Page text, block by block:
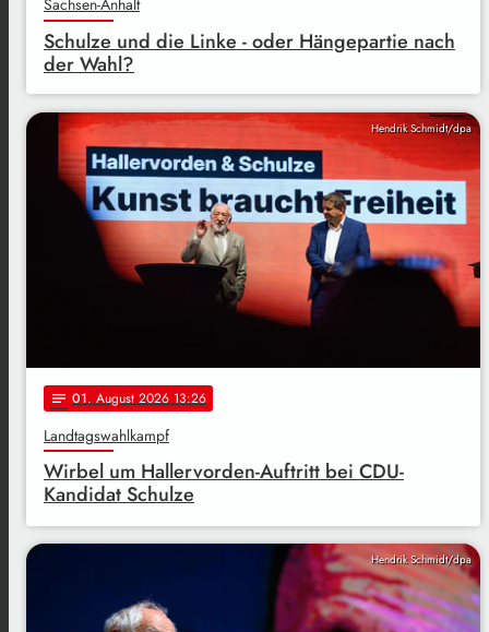
Sachsen-Anhalt
Schulze und die Linke - oder Hängepartie nach
der Wahl?
Hendrik Schmidt/dpa
notes 01. August 2026 13:26
Landtagswahlkampf
Wirbel um Hallervorden-Auftritt bei CDU-
Kandidat Schulze
Hendrik Schmidt/dpa